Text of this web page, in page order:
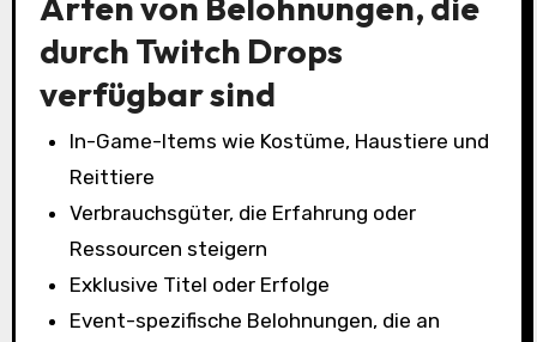
durch Twitch Drops
verfügbar sind
In-Game-Items wie Kostüme, Haustiere und
Reittiere
Verbrauchsgüter, die Erfahrung oder
Ressourcen steigern
Exklusive Titel oder Erfolge
Event-spezifische Belohnungen, die an